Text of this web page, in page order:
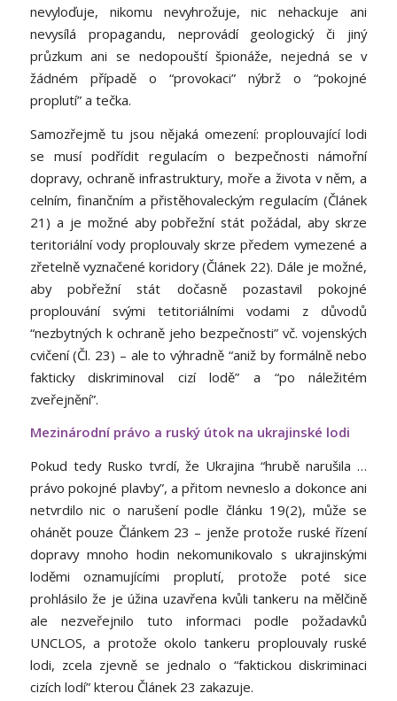
nevyloďuje, nikomu nevyhrožuje, nic nehackuje ani
nevysílá propagandu, neprovádí geologický či jiný
průzkum ani se nedopouští špionáže, nejedná se v
žádném případě o “provokaci” nýbrž o “pokojné
proplutí” a tečka.
Samozřejmě tu jsou nějaká omezení: proplouvající lodi
se musí podřídit regulacím o bezpečnosti námořní
dopravy, ochraně infrastruktury, moře a života v něm, a
celním, finančním a přistěhovaleckým regulacím (Článek
21) a je možné aby pobřežní stát požádal, aby skrze
teritoriální vody proplouvaly skrze předem vymezené a
zřetelně vyznačené koridory (Článek 22). Dále je možné,
aby pobřežní stát dočasně pozastavil pokojné
proplouvání svými tetitoriálními vodami z důvodů
“nezbytných k ochraně jeho bezpečnosti” vč. vojenských
cvičení (Čl. 23) – ale to výhradně “aniž by formálně nebo
fakticky diskriminoval cizí lodě” a “po náležitém
zveřejnění”.
Mezinárodní právo a ruský útok na ukrajinské lodi
Pokud tedy Rusko tvrdí, že Ukrajina “hrubě narušila …
právo pokojné plavby”, a přitom nevneslo a dokonce ani
netvrdilo nic o narušení podle článku 19(2), může se
ohánět pouze Článkem 23 – jenže protože ruské řízení
dopravy mnoho hodin nekomunikovalo s ukrajinskými
loděmi oznamujícími proplutí, protože poté sice
prohlásilo že je úžina uzavřena kvůli tankeru na mělčině
ale nezveřejnilo tuto informaci podle požadavků
UNCLOS, a protože okolo tankeru proplouvaly ruské
lodi, zcela zjevně se jednalo o “faktickou diskriminaci
cizích lodí” kterou Článek 23 zakazuje.